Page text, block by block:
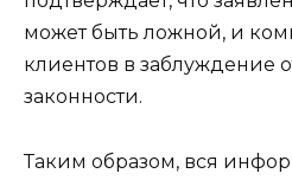
может быть ложной, и
клиентов в заблуждение
законности.
Таким образом, вся